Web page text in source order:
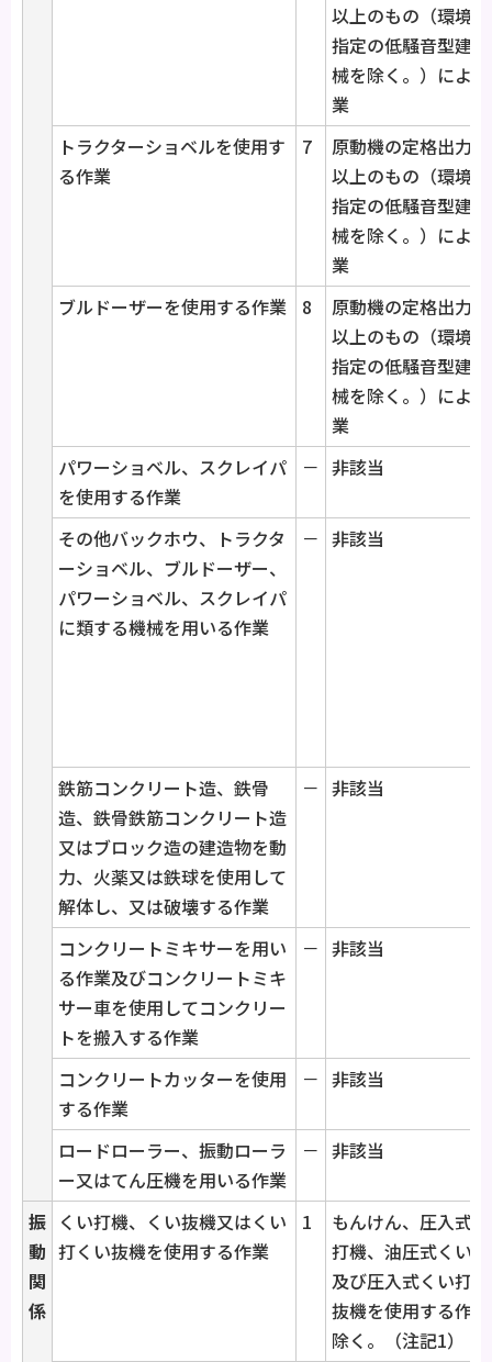
以上のもの（環境
指定の低騒音型建
械を除く。）によ
業
トラクターショベルを使用す
る作業
7
原動機の定格出力
以上のもの（環境
指定の低騒音型建
械を除く。）によ
業
ブルドーザーを使用する作業
8
原動機の定格出力
以上のもの（環境
指定の低騒音型建
械を除く。）によ
業
パワーショベル、スクレイパ
を使用する作業
－ 非該当
その他バックホウ、トラクタ
ーショベル、ブルドーザー、
パワーショベル、スクレイパ
に類する機械を用いる作業
－ 非該当
鉄筋コンクリート造、鉄骨
造、鉄骨鉄筋コンクリート造
又はブロック造の建造物を動
力、火薬又は鉄球を使用して
解体し、又は破壊する作業
－ 非該当
コンクリートミキサーを用い
る作業及びコンクリートミキ
サー車を使用してコンクリー
トを搬入する作業
－ 非該当
コンクリートカッターを使用
する作業
－ 非該当
ロードローラー、振動ローラ
ー又はてん圧機を用いる作業
－ 非該当
振
動
関
係
くい打機、くい抜機又はくい
打くい抜機を使用する作業
1
もんけん、圧入式
打機、油圧式くい
及び圧入式くい打
抜機を使用する作
除く。（注記1）